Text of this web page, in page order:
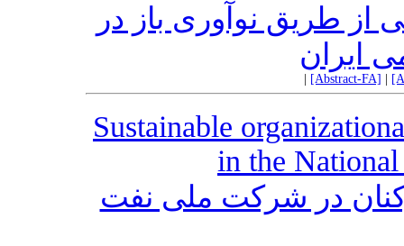
از طریق نوآوری باز در
ایران
[Abstract-FA]
Sustainable
in the
در شرکت ملی نفت